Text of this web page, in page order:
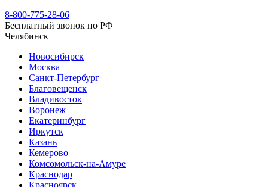
8-800-775-28-06
Бесплатный звонок по РФ
Челябинск
Новосибирск
Москва
Санкт-Петербург
Благовещенск
Владивосток
Воронеж
Екатеринбург
Иркутск
Казань
Кемерово
Комсомольск-на-Амуре
Краснодар
Красноярск